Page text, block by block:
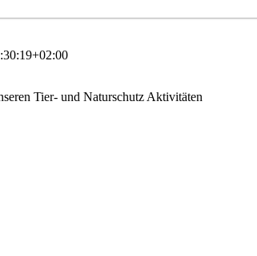
Tier- und Naturschutz Aktivitäten